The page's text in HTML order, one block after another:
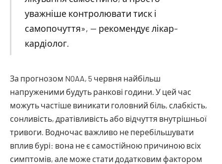
уважніше контролювати тиск і
самопочуття», — рекомендує лікар-
кардіолог.
За прогнозом NOAA, 5 червня найбільш
напруженими будуть ранкові години. У цей час
можуть частіше виникати головний біль, слабкість,
сонливість, дратівливість або відчуття внутрішньої
тривоги. Водночас важливо не перебільшувати
вплив бурі: вона не є самостійною причиною всіх
симптомів, але може стати додатковим фактором